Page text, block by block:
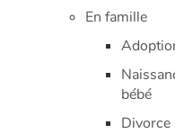
En famille
bébé
Divorce